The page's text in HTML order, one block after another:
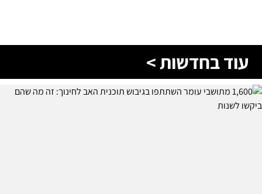
עוד בחדשות >